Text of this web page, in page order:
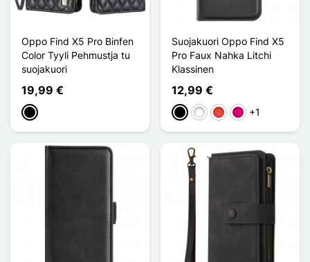
Oppo Find X5 Pro Binfen
Color Tyyli Pehmustja tu
suojakuori
19,99 €
Musta
Suojakuori Oppo Find X5
Pro Faux Nahka Litchi
Klassinen
12,99 €
MustaValkoinen
Punainen
Magenta
+1